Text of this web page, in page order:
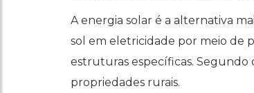
A energia solar é a alternativa
sol em eletricidade por meio de
estruturas específicas. Segundo
propriedades rurais.